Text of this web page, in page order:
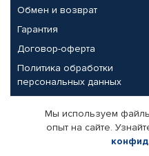
Обмен и возврат
Гарантия
Договор-оферта
Политика обработки
персональных данных
Партнерам
Корпоративным клиентам
Мы используем
опыт на сайте.